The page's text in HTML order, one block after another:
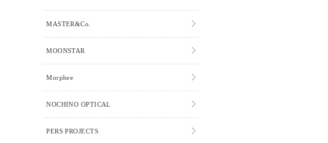
MASTER&Co.
MOONSTAR
Morphee
NOCHINO OPTICAL
PERS PROJECTS